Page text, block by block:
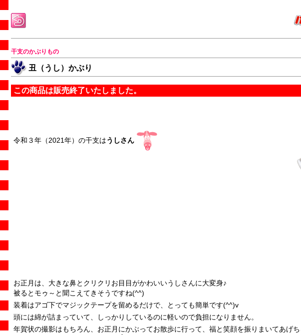
干支のかぶりもの
丑（うし）かぶり
この商品は販売終了いたしました。
令和３年（2021年）の干支はうしさん
お正月は、大きな鼻とクリクリお目目がかわいいうしさんに大変身♪
被るとモゥ～と聞こえてきそうですね(^^)
装着はアゴ下でマジックテープを留めるだけで、とっても簡単です(^^)v
頭には綿が詰まっていて、しっかりしているのに軽いので負担になりません。
年賀状の撮影はもちろん、お正月にかぶってお散歩に行って、福と笑顔を振りまいてあげ